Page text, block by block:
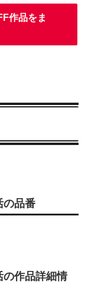
作品をま
の品番
の作品詳細情